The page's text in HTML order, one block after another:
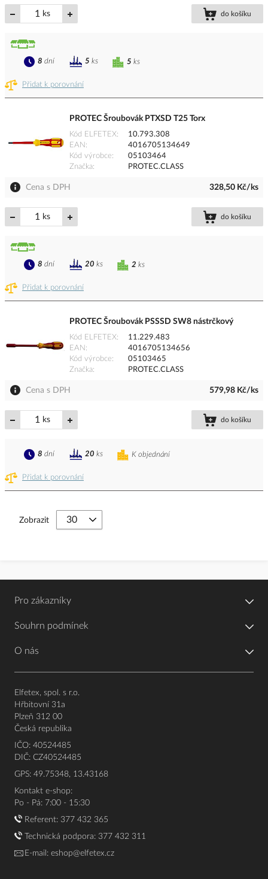
ks do košíku
Přidat k porovnání
5 ks
8 dní 5 ks
PROTEC Šroubovák PTXSD T25 Torx
Kód ELFETEX
10.793.308
EAN
4016705134649
Kód výrobce
05103464
Značka
PROTEC.CLASS
Cena s DPH 328,50 Kč/ks
ks do košíku
Přidat k porovnání
2 ks
8 dní 20 ks
PROTEC Šroubovák PSSSD SW8 nástrčkový
Kód ELFETEX
11.229.483
EAN
4016705134656
Kód výrobce
05103465
Značka
PROTEC.CLASS
Cena s DPH 579,98 Kč/ks
ks do košíku
Přidat k porovnání
K objednání
8 dní 20 ks
Zobrazit
Pro zákazníky
Souhrn podmínek
O nás
Elfetex, spol. s r.o.
Hřbitovní 31a
Plzeň 312 00
Česká republika
IČO: 40524485
DIČ: CZ40524485
GPS: 49.75348, 13.43168
Kontakt e-shop:
Po - Pá: 7:00 - 15:30
Referent: 377 432 365
Technická podpora: 377 432 311
E-mail: eshop@elfetex.cz